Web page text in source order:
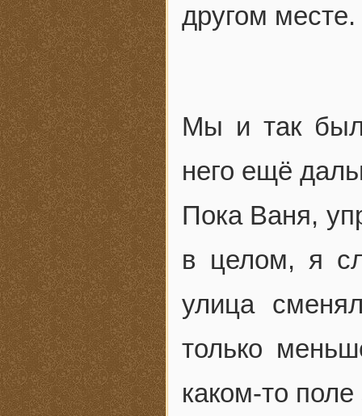
другом месте.
Мы и так
него ещё
Пока Ваня,
в целом, я
улица
только
каком-то поле